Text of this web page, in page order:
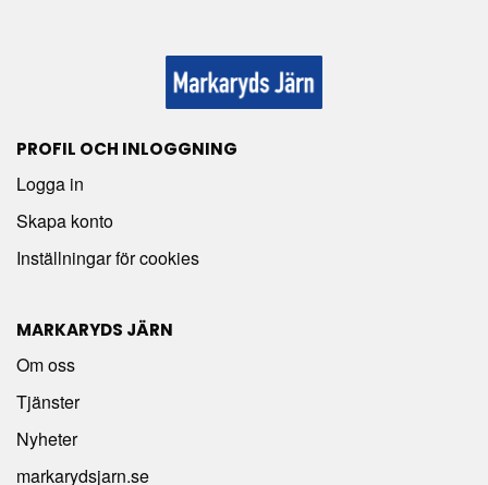
PROFIL OCH INLOGGNING
Logga in
Skapa konto
Inställningar för cookies
MARKARYDS JÄRN
Om oss
Tjänster
Nyheter
markarydsjarn.se